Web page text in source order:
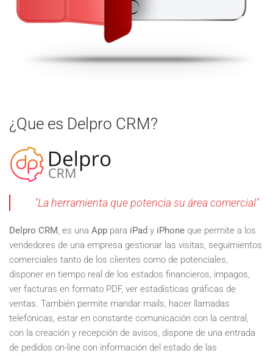
¿Que es Delpro CRM?
"La herramienta que potencia su área comercial"
Delpro CRM, es una App para iPad y iPhone que permite a los
vendedores de una empresa gestionar las visitas, seguimientos
comerciales tanto de los clientes como de potenciales,
disponer en tiempo real de los estados financieros, impagos,
ver facturas en formato PDF, ver estadísticas gráficas de
ventas. También permite mandar mails, hacer llamadas
telefónicas, estar en constante comunicación con la central,
con la creación y recepción de avisos, dispone de una entrada
de pedidos on-line con información del estado de las